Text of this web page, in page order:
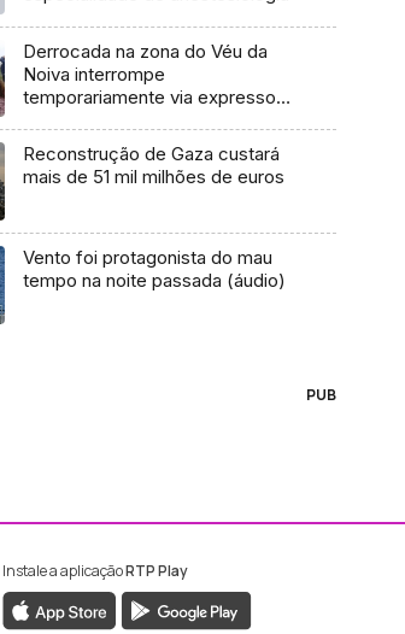
Derrocada na zona do Véu da
Noiva interrompe
temporariamente via expresso
Reconstrução de Gaza custará
mais de 51 mil milhões de euros
Vento foi protagonista do mau
tempo na noite passada (áudio)
PUB
Madeira
RTP Madeira
Instale a aplicaçãoRTP Play